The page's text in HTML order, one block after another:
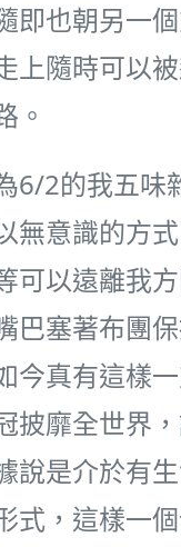
即也朝另一
上隨時可以
。
6/2的我五味
無意識的方
可以遠離我
巴塞著布團
今真有這樣
披靡全世界
說是介於有
式，這樣一